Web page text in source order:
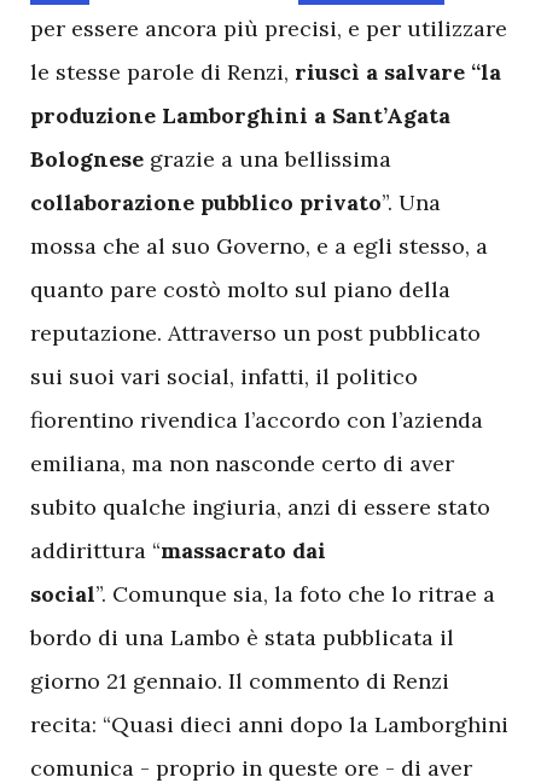
per essere ancora più precisi, e per utilizzare
le stesse parole di Renzi, riuscì a salvare “la
produzione Lamborghini a Sant’Agata
Bolognese grazie a una bellissima
collaborazione pubblico privato”. Una
mossa che al suo Governo, e a egli stesso, a
quanto pare costò molto sul piano della
reputazione. Attraverso un post pubblicato
sui suoi vari social, infatti, il politico
fiorentino rivendica l’accordo con l’azienda
emiliana, ma non nasconde certo di aver
subito qualche ingiuria, anzi di essere stato
addirittura “massacrato dai
social”. Comunque sia, la foto che lo ritrae a
bordo di una Lambo è stata pubblicata il
giorno 21 gennaio. Il commento di Renzi
recita: “Quasi dieci anni dopo la Lamborghini
comunica - proprio in queste ore - di aver